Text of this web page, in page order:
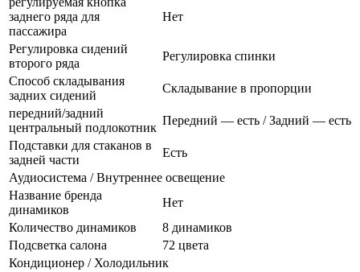
заднего ряда для
пассажира
Нет
Регулировка сидений
второго ряда
Регулировка спинки
Способ складывания
задних сидений
Складывание в пропорции
передний/задний
центральный подлокотник
Передний — есть / Задний — есть
Подставки для стаканов в
задней части
Есть
Аудиосистема / Внутреннее освещение
Название бренда
динамиков
Нет
Количество динамиков
8 динамиков
Подсветка салона
72 цвета
Кондиционер / Холодильник